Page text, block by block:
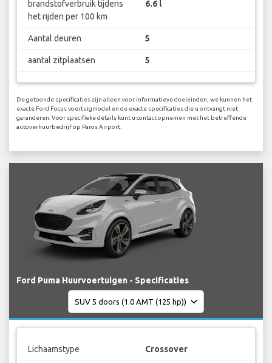
brandstofverbruik tijdens
het rijden per 100 km
6.6 l
Aantal deuren 5
aantal zitplaatsen 5
De getoonde specificaties zijn alleen voor informatieve doeleinden, we kunnen het
exacte Ford Focus voertuigmodel en de exacte specificaties die u ontvangt niet
garanderen. Voor specifieke details kunt u contact opnemen met het betreffende
autoverhuurbedrijf op Paros Airport.
Ford Puma Huurvoertuigen - Specificaties
Lichaamstype Crossover